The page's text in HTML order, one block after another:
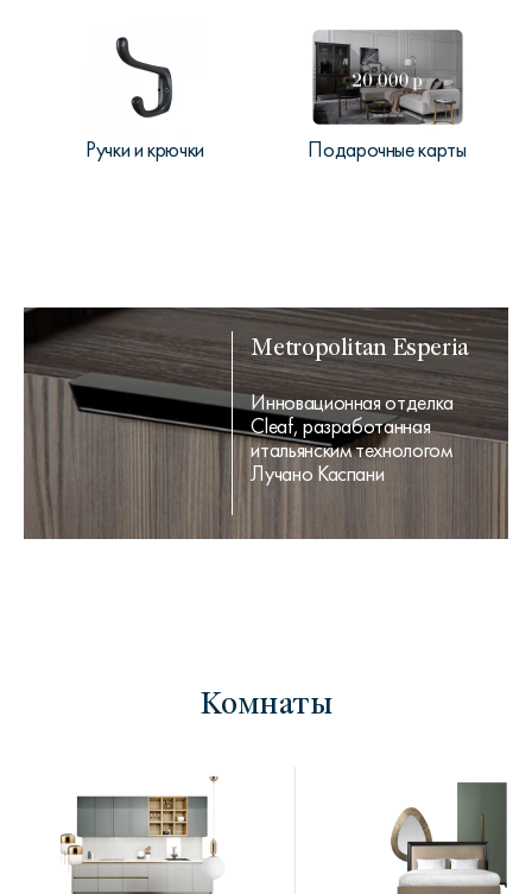
Ручки и крючки Подарочные карты
Metropolitan Esperia
Инновационная отделка
Cleaf, разработанная
итальянским технологом
Лучано Каспани
Комнаты